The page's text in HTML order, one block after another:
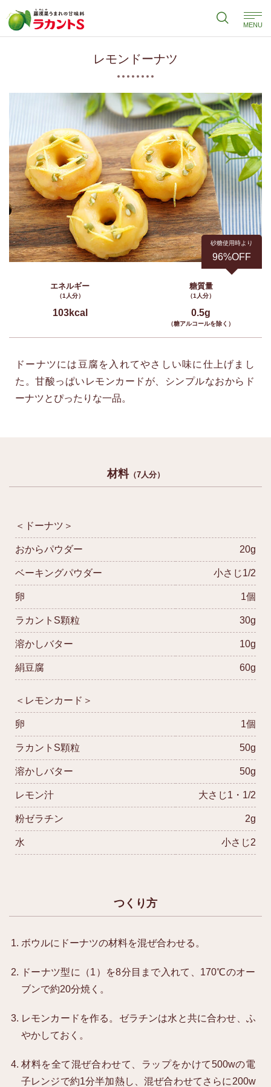
MENU
レモンドーナツ
砂糖使用時より
96%OFF
エネルギー
（1人分）
103kcal
糖質量
（1人分）
0.5g
（糖アルコールを除く）
ドーナツには豆腐を入れてやさしい味に仕上げまし
た。甘酸っぱいレモンカードが、シンプルなおからド
ーナツとぴったりな一品。
材料（7人分）
＜ドーナツ＞
おからパウダー 20g
ベーキングパウダー 小さじ1/2
卵 1個
ラカントS顆粒 30g
溶かしバター 10g
絹豆腐 60g
＜レモンカード＞
卵 1個
ラカントS顆粒 50g
溶かしバター 50g
レモン汁 大さじ1・1/2
粉ゼラチン 2g
水 小さじ2
つくり方
ボウルにドーナツの材料を混ぜ合わせる。
ドーナツ型に（1）を8分目まで入れて、170℃のオー
ブンで約20分焼く。
レモンカードを作る。ゼラチンは水と共に合わせ、ふ
やかしておく。
材料を全て混ぜ合わせて、ラップをかけて500wの電
子レンジで約1分半加熱し、混ぜ合わせてさらに200w